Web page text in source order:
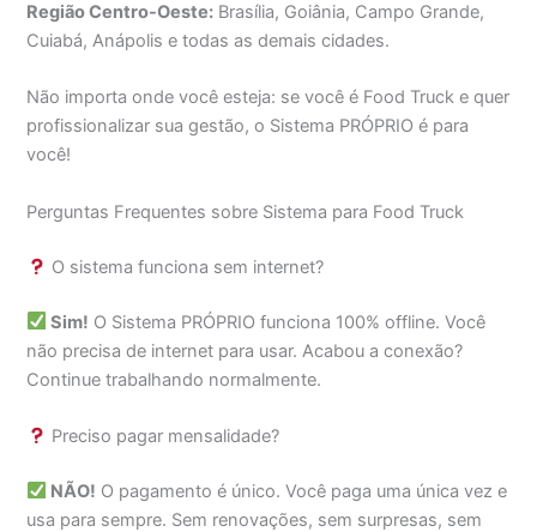
Região Centro-Oeste: Brasília, Goiânia, Campo Grande,
Cuiabá, Anápolis e todas as demais cidades.
Não importa onde você esteja: se você é Food Truck e quer
profissionalizar sua gestão, o Sistema PRÓPRIO é para
você!
Perguntas Frequentes sobre Sistema para Food Truck
O sistema funciona sem internet?
Sim! O Sistema PRÓPRIO funciona 100% offline. Você
não precisa de internet para usar. Acabou a conexão?
Continue trabalhando normalmente.
Preciso pagar mensalidade?
NÃO! O pagamento é único. Você paga uma única vez e
usa para sempre. Sem renovações, sem surpresas, sem